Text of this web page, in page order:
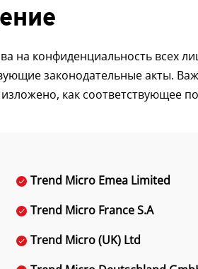
на конфиденциальность всех
законодательные акты.
как соответствующее
Trend Micro Emea Limited
Trend Micro France S.A
Trend Micro (UK) Ltd